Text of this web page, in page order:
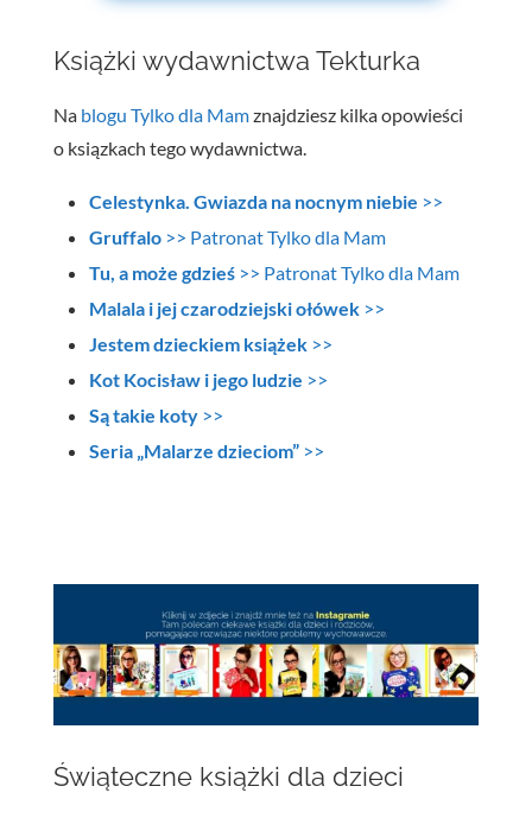
Książki wydawnictwa Tekturka
Na blogu Tylko dla Mamznajdziesz kilka opowieści
o ksiązkach tego wydawnictwa.
Celestynka. Gwiazda na nocnym niebie >>
Gruffalo>> Patronat Tylko dla Mam
Tu, a może gdzieś>> Patronat Tylko dla Mam
Malala i jej czarodziejski ołówek>>
Jestem dzieckiem książek>>
Kot Kocisław i jego ludzie >>
Są takie koty>>
Seria „Malarze dzieciom”>>
Świąteczne książki dla dzieci